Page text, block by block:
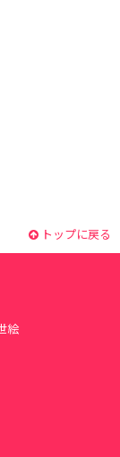
トップに戻る
絵